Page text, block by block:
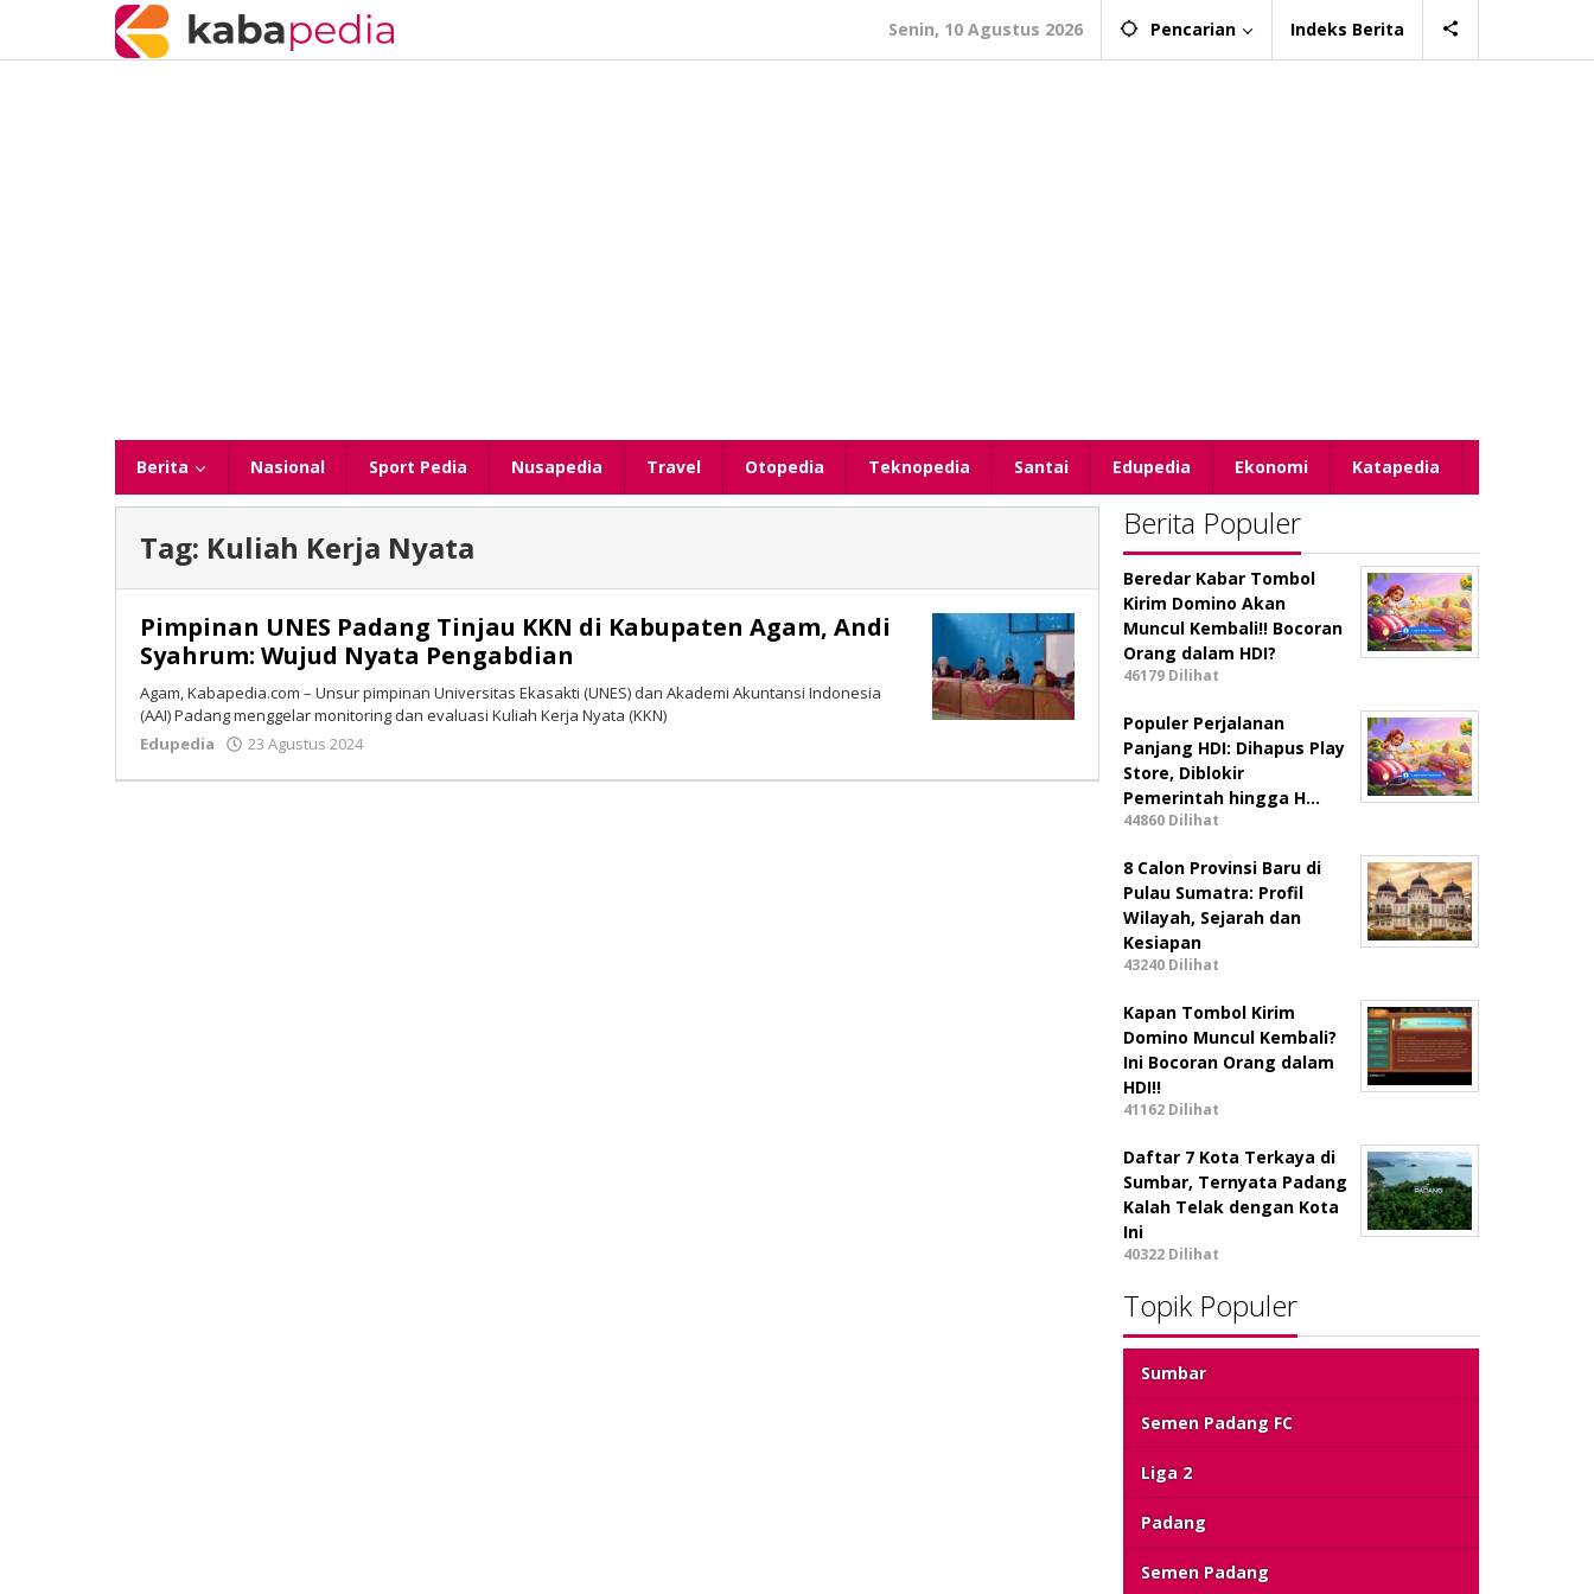
konten
Senin, 10 Agustus 2026 Pencarian Indeks Berita
Berita Nasional Sport Pedia Nusapedia Travel Otopedia Teknopedia Santai Edupedia Ekonomi Katapedia
Tag: Kuliah Kerja Nyata
Pimpinan UNES Padang Tinjau KKN di Kabupaten Agam, Andi
Syahrum: Wujud Nyata Pengabdian
Agam, Kabapedia.com – Unsur pimpinan Universitas Ekasakti (UNES) dan Akademi Akuntansi Indonesia
(AAI) Padang menggelar monitoring dan evaluasi Kuliah Kerja Nyata (KKN)
Edupedia
23 Agustus 2024
Bastian
Berita Populer
Beredar Kabar Tombol
Kirim Domino Akan
Muncul Kembali!! Bocoran
Orang dalam HDI?
46179 Dilihat
Populer Perjalanan
Panjang HDI: Dihapus Play
Store, Diblokir
Pemerintah hingga H…
44860 Dilihat
8 Calon Provinsi Baru di
Pulau Sumatra: Profil
Wilayah, Sejarah dan
Kesiapan
43240 Dilihat
Kapan Tombol Kirim
Domino Muncul Kembali?
Ini Bocoran Orang dalam
HDI!!
41162 Dilihat
Daftar 7 Kota Terkaya di
Sumbar, Ternyata Padang
Kalah Telak dengan Kota
Ini
40322 Dilihat
Topik Populer
Sumbar
Semen Padang FC
Liga 2
Padang
Semen Padang